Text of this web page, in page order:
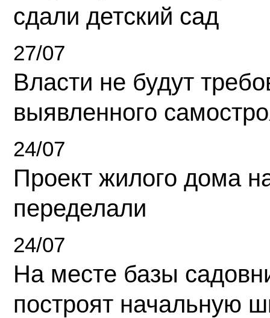
сдали детский сад
27/07
Власти не будут
выявленного
24/07
Проект жилого дома
переделали
24/07
На месте базы
построят начальную